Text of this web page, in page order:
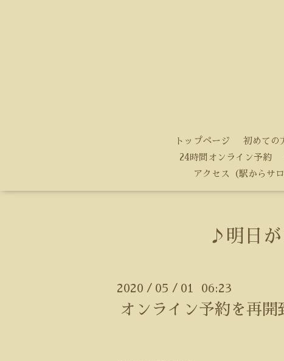
トップページ 初めての
24時間オンライン予約
アクセス（駅からサ
♪明日が
2020 / 05 / 01 06:23
オンライン予約を再開